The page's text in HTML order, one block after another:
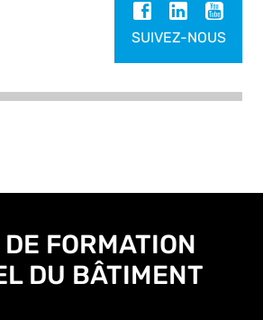
SUIVEZ-NOUS
FORMATION
DU BÂTIMENT